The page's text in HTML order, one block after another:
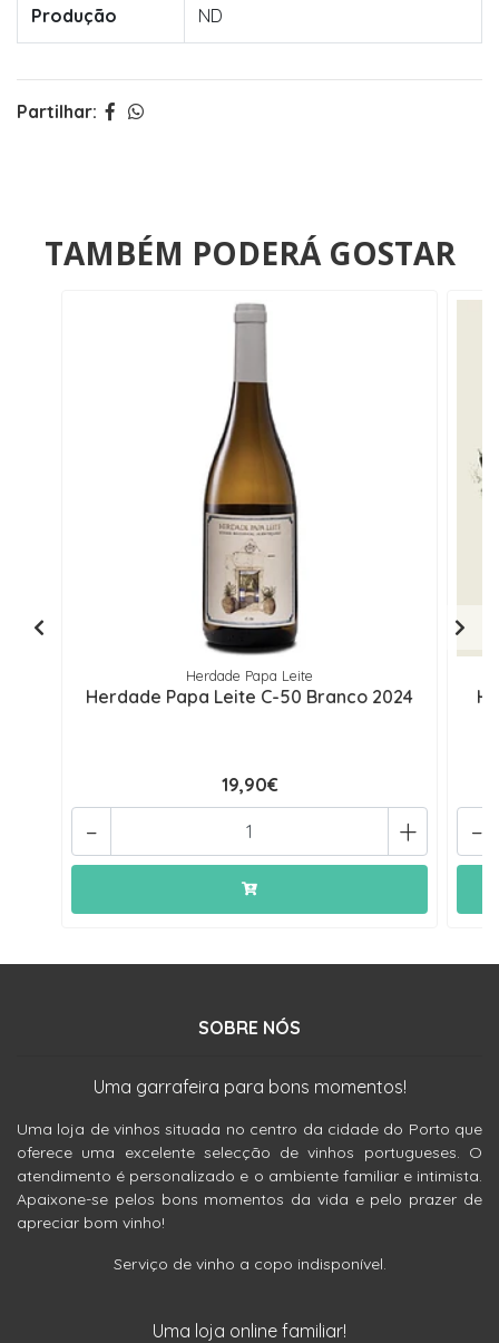
Produção ND
Partilhar:
TAMBÉM PODERÁ GOSTAR
Herdade Papa Leite
Herdade Papa Leite C-50 Branco 2024
19,90€
+
- -
SOBRE NÓS
Uma garrafeira para bons momentos!
Uma loja de vinhos situada no centro da cidade do Porto que
oferece uma excelente selecção de vinhos portugueses. O
atendimento é personalizado e o ambiente familiar e intimista.
Apaixone-se pelos bons momentos da vida e pelo prazer de
apreciar bom vinho!
Serviço de vinho a copo indisponível.
Uma loja online familiar!